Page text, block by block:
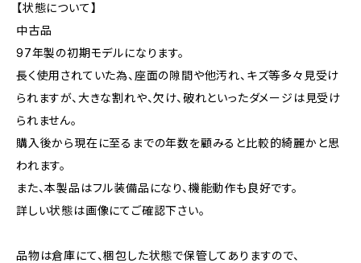
【状態について】
中古品
97年製の初期モデルになります。
長く使用されていた為、座面の隙間や他汚れ、キズ等多々見受け
られますが、大きな割れや、欠け、破れといったダメージは見受け
られません。
購入後から現在に至るまでの年数を顧みると比較的綺麗かと思
われます。
また、本製品はフル装備品になり、機能動作も良好です。
詳しい状態は画像にてご確認下さい。
品物は倉庫にて、梱包した状態で保管してありますので、